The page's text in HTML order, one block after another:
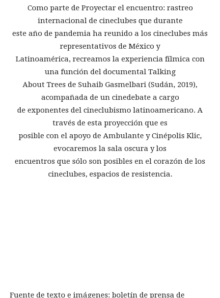
Como parte de Proyectar el encuentro: rastreo
internacional de cineclubes que durante
este año de pandemia ha reunido a los cineclubes más
representativos de México y
Latinoamérica, recreamos la experiencia fílmica con
una función del documental Talking
About Trees de Suhaib Gasmelbari (Sudán, 2019),
acompañada de un cinedebate a cargo
de exponentes del cineclubismo latinoamericano. A
través de esta proyección que es
posible con el apoyo de Ambulante y Cinépolis Klic,
evocaremos la sala oscura y los
encuentros que sólo son posibles en el corazón de los
cineclubes, espacios de resistencia.
Fuente de texto e imágenes: boletín de prensa de